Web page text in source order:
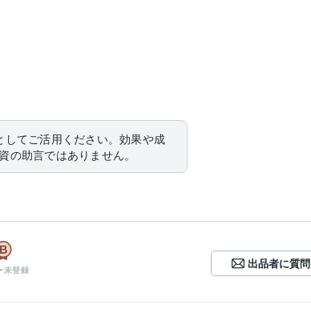
てご活用ください。効果や成
助言ではありません。
未登録 出品者に質問